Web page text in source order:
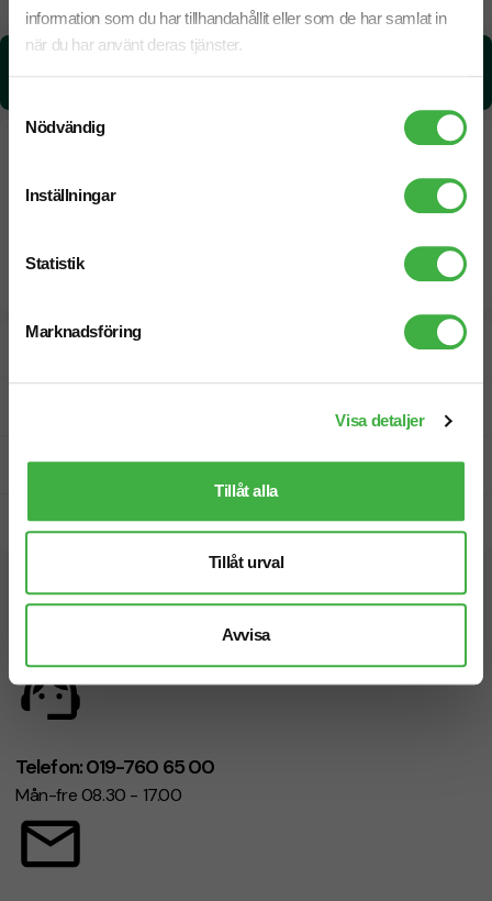
information som du har tillhandahållit eller som de har samlat in
när du har använt deras tjänster.
Nödvändig
Inställningar
Statistik
Marknadsföring
Visa detaljer
Tillåt alla
Tillåt urval
Avvisa
Prisgaranti
Snabb leverans
Vi hjälper dig gärna!
Telefon: 019-760 65 00
Mån-fre 08.30 - 17.00